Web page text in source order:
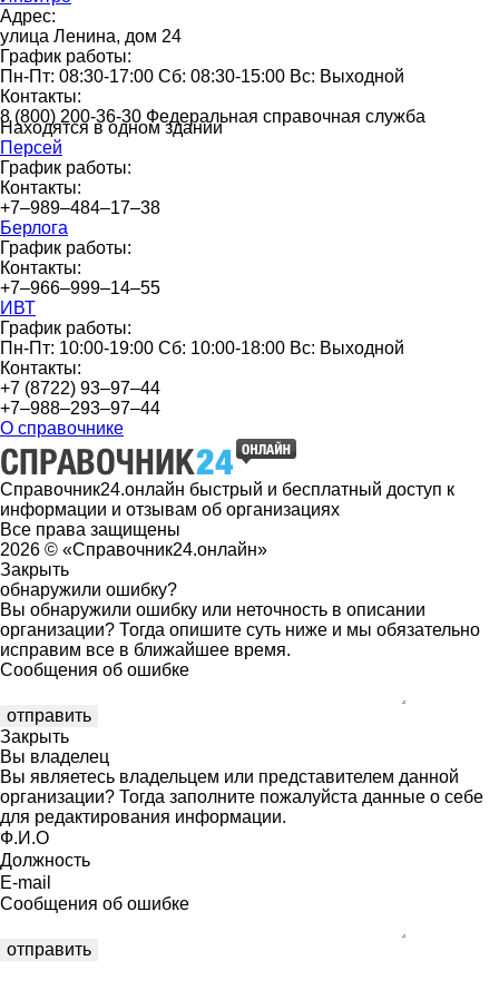
Адрес:
улица Ленина, дом 24
График работы:
Пн-Пт: 08:30-17:00 Сб: 08:30-15:00 Вс: Выходной
Контакты:
8 (800) 200-36-30 Федеральная справочная служба
Находятся в одном здании
Персей
График работы:
Контакты:
+7‒989‒484‒17‒38
Берлога
График работы:
Контакты:
+7‒966‒999‒14‒55
ИВТ
График работы:
Пн-Пт: 10:00-19:00 Сб: 10:00-18:00 Вс: Выходной
Контакты:
+7 (8722) 93‒97‒44
+7‒988‒293‒97‒44
О справочнике
Справочник24.онлайн быстрый и бесплатный доступ к
информации и отзывам об организациях
Все права защищены
2026 © «Справочник24.онлайн»
Закрыть
обнаружили ошибку?
Вы обнаружили ошибку или неточность в описании
организации? Тогда опишите суть ниже и мы обязательно
исправим все в ближайшее время.
Сообщения об ошибке
Закрыть
Вы владелец
Вы являетесь владельцем или представителем данной
организации? Тогда заполните пожалуйста данные о себе
для редактирования информации.
Ф.И.О
Должность
E-mail
Сообщения об ошибке